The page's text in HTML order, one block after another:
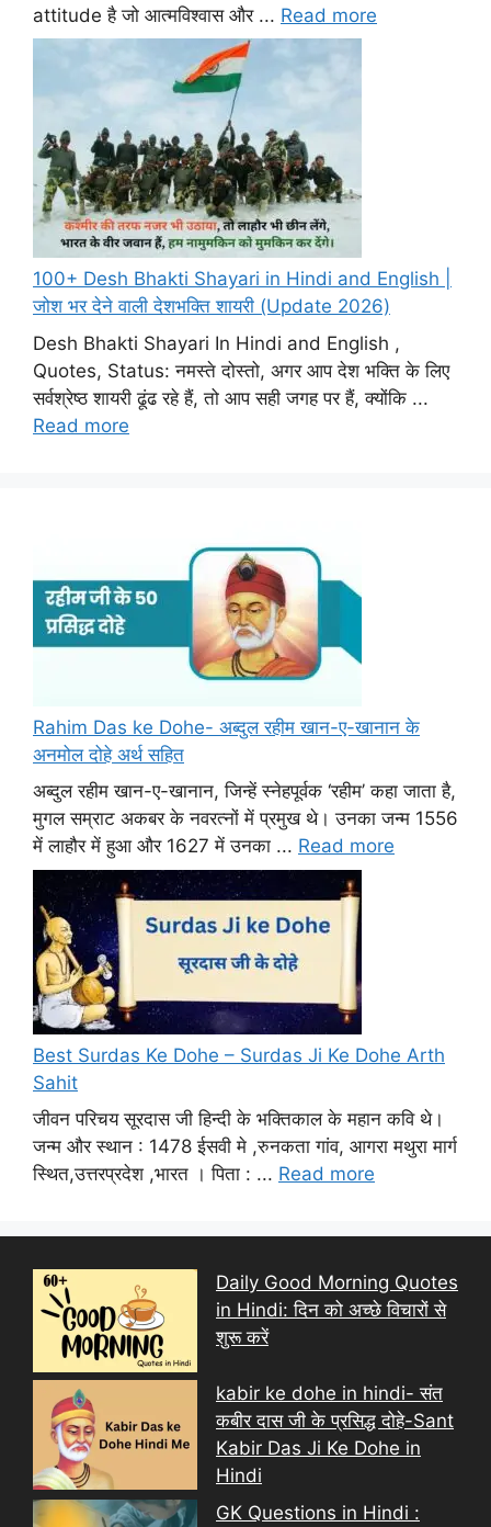
attitude है जो आत्मविश्वास और ... Read more
100+ Desh Bhakti Shayari in Hindi and English |
जोश भर देने वाली देशभक्ति शायरी (Update 2026)
Desh Bhakti Shayari In Hindi and English ,
Quotes, Status: नमस्ते दोस्तो, अगर आप देश भक्ति के लिए
सर्वश्रेष्ठ शायरी ढूंढ रहे हैं, तो आप सही जगह पर हैं, क्योंकि ...
Read more
Rahim Das ke Dohe- अब्दुल रहीम खान-ए-खानान के
अनमोल दोहे अर्थ सहित
अब्दुल रहीम खान-ए-खानान, जिन्हें स्नेहपूर्वक ‘रहीम’ कहा जाता है,
मुगल सम्राट अकबर के नवरत्नों में प्रमुख थे। उनका जन्म 1556
में लाहौर में हुआ और 1627 में उनका ... Read more
Best Surdas Ke Dohe – Surdas Ji Ke Dohe Arth
Sahit
जीवन परिचय सूरदास जी हिन्दी के भक्तिकाल के महान कवि थे।
जन्म और स्थान : 1478 ईसवी मे ,रुनकता गांव, आगरा मथुरा मार्ग
स्थित,उत्तरप्रदेश ,भारत । पिता : ... Read more
Daily Good Morning Quotes
in Hindi: दिन को अच्छे विचारों से
शुरू करें
kabir ke dohe in hindi- संत
कबीर दास जी के प्रसिद्ध दोहे-Sant
Kabir Das Ji Ke Dohe in
Hindi
GK Questions in Hindi :